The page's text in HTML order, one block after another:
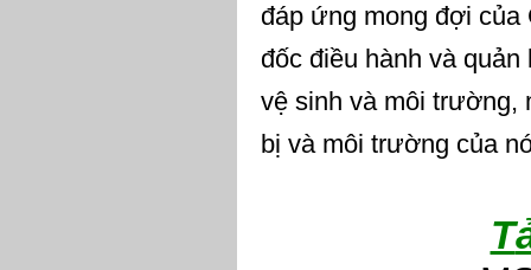
đáp ứng mong đợi của
đốc điều hành và
vệ sinh và môi trường,
bị và môi trường của
T